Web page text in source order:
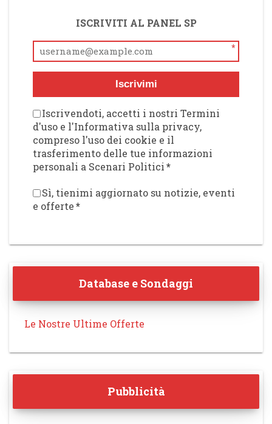
ISCRIVITI AL PANEL SP
*
Iscrivimi
Iscrivendoti, accetti i nostri Termini
d'uso e l'Informativa sulla privacy,
compreso l'uso dei cookie e il
trasferimento delle tue informazioni
personali a Scenari Politici*
Sì, tienimi aggiornato su notizie, eventi
e offerte*
Database e Sondaggi
Le Nostre Ultime Offerte
Pubblicità